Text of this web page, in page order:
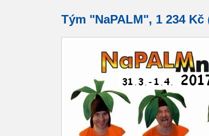
Tým "NaPALM", 1 234 Kč